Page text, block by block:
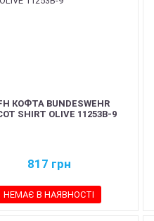
КОФТА BUNDESWEHR
SHIRT OLIVE 11253B-9
817 грн
НЕМАЄ В НАЯВНОСТІ